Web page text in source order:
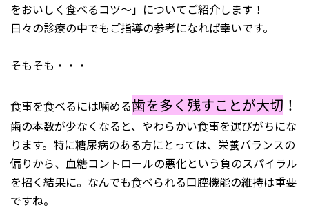
をおいしく食べるコツ～」についてご紹介します！
日々の診療の中でもご指導の参考になれば幸いです。
そもそも・・・
食事を食べるには噛める歯を多く残すことが大切 ！
歯の本数が少なくなると、やわらかい食事を選びがちにな
ります。特に糖尿病のある方にとっては、栄養バランスの
偏りから、血糖コントロールの悪化という負のスパイラル
を招く結果に。なんでも食べられる口腔機能の維持は重要
ですね。